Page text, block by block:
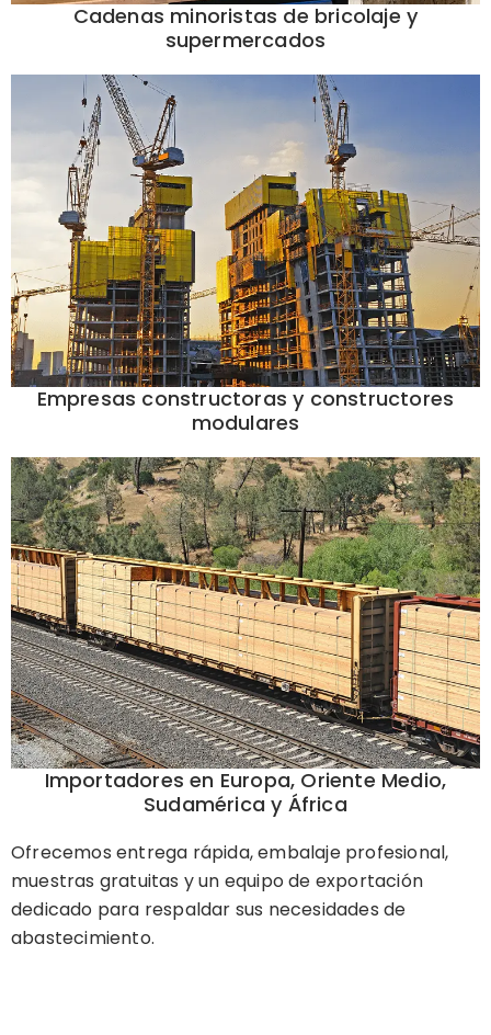
Cadenas minoristas de bricolaje y
supermercados
Empresas constructoras y constructores
modulares
Importadores en Europa, Oriente Medio,
Sudamérica y África
Ofrecemos entrega rápida, embalaje profesional,
muestras gratuitas y un equipo de exportación
dedicado para respaldar sus necesidades de
abastecimiento.